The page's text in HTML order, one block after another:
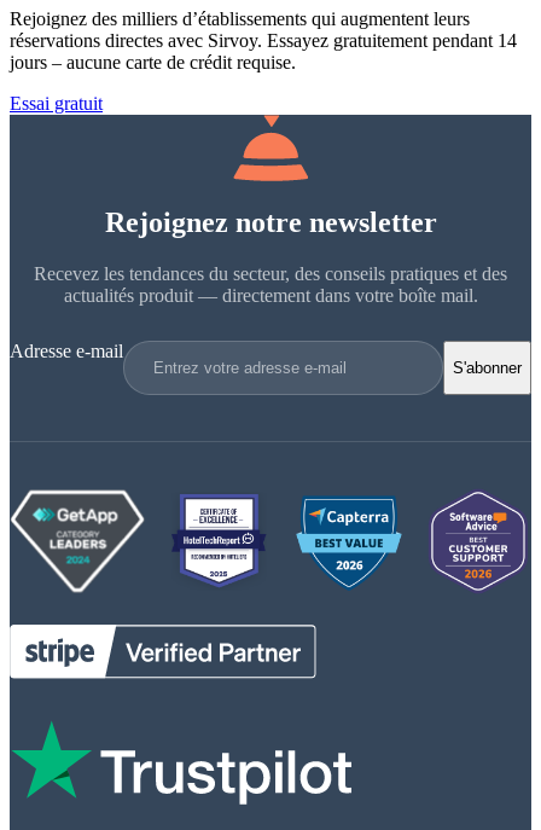
Rejoignez des milliers d’établissements qui augmentent leurs
réservations directes avec Sirvoy. Essayez gratuitement pendant 14
jours – aucune carte de crédit requise.
Essai gratuit
Rejoignez notre newsletter
Recevez les tendances du secteur, des conseils pratiques et des
actualités produit — directement dans votre boîte mail.
Adresse e-mail
S'abonner